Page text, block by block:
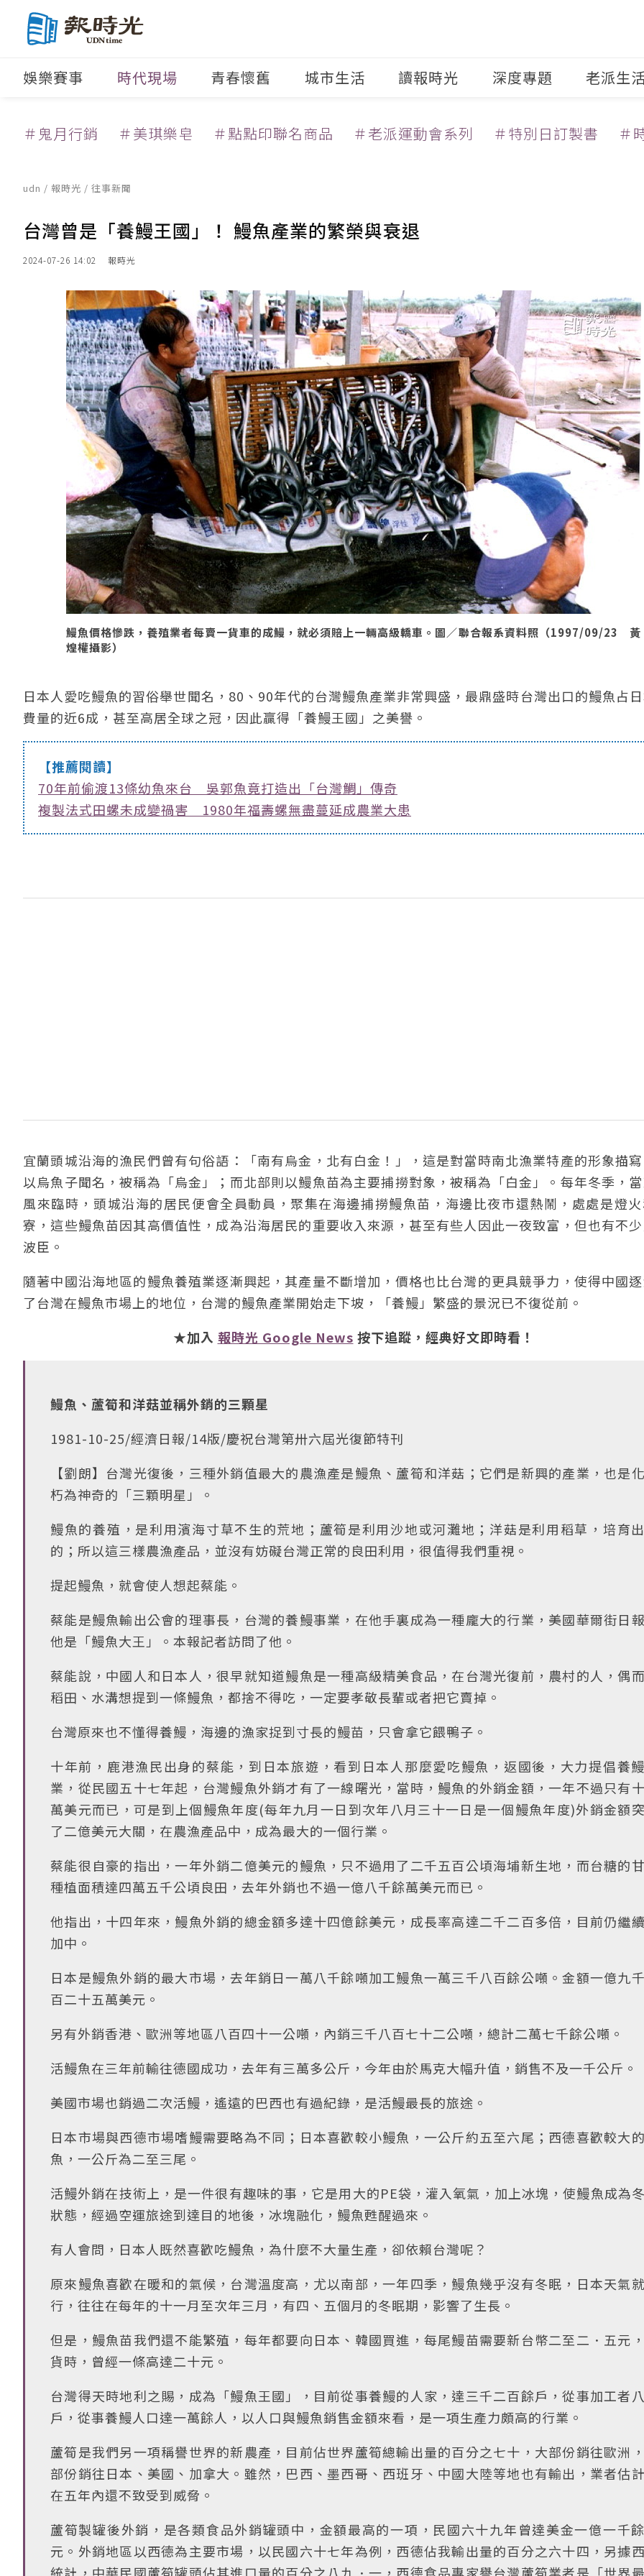
娛樂賽事 時代現場 青春懷舊 城市生活 讀報時光 深度專題 老派生
＃鬼月行銷 ＃美琪樂皂 ＃點點印聯名商品 ＃老派運動會系列 ＃特別日訂製書 ＃
udn / 報時光 / 往事新聞
台灣曾是「養鰻王國」！ 鰻魚產業的繁榮與衰退
2024-07-26 14:02 報時光
鰻魚價格慘跌，養殖業者每賣一貨車的成鰻，就必須賠上一輛高級轎車。圖／聯合報系資料照（1997/09/23 黃
煌權攝影）
日本人愛吃鰻魚的習俗舉世聞名，80、90年代的台灣鰻魚產業非常興盛，最鼎盛時台灣出口的鰻魚占
費量的近6成，甚至高居全球之冠，因此贏得「養鰻王國」之美譽。
【推薦閱讀】
70年前偷渡13條幼魚來台 吳郭魚竟打造出「台灣鯛」傳奇
複製法式田螺未成變禍害 1980年福壽螺無盡蔓延成農業大患
宜蘭頭城沿海的漁民們曾有句俗語：「南有烏金，北有白金！」，這是對當時南北漁業特產的形象描
以烏魚子聞名，被稱為「烏金」；而北部則以鰻魚苗為主要捕撈對象，被稱為「白金」。每年冬季，
風來臨時，頭城沿海的居民便會全員動員，聚集在海邊捕撈鰻魚苗，海邊比夜市還熱鬧，處處是燈
寮，這些鰻魚苗因其高價值性，成為沿海居民的重要收入來源，甚至有些人因此一夜致富，但也有不
波臣。
隨著中國沿海地區的鰻魚養殖業逐漸興起，其產量不斷增加，價格也比台灣的更具競爭力，使得中國
了台灣在鰻魚市場上的地位，台灣的鰻魚產業開始走下坡，「養鰻」繁盛的景況已不復從前。
★加入 報時光 Google News 按下追蹤，經典好文即時看！
鰻魚、蘆筍和洋菇並稱外銷的三顆星
1981-10-25/經濟日報/14版/慶祝台灣第卅六屆光復節特刊
【劉朗】台灣光復後，三種外銷值最大的農漁產是鰻魚、蘆筍和洋菇；它們是新興的產業，也是
朽為神奇的「三顆明星」。
鰻魚的養殖，是利用濱海寸草不生的荒地；蘆筍是利用沙地或河灘地；洋菇是利用稻草，培育
的；所以這三樣農漁產品，並沒有妨礙台灣正常的良田利用，很值得我們重視。
提起鰻魚，就會使人想起蔡能。
蔡能是鰻魚輸出公會的理事長，台灣的養鰻事業，在他手裏成為一種龐大的行業，美國華爾街日
他是「鰻魚大王」。本報記者訪問了他。
蔡能說，中國人和日本人，很早就知道鰻魚是一種高級精美食品，在台灣光復前，農村的人，偶
稻田、水溝想提到一條鰻魚，都捨不得吃，一定要孝敬長輩或者把它賣掉。
台灣原來也不懂得養鰻，海邊的漁家捉到寸長的鰻苗，只會拿它餵鴨子。
十年前，鹿港漁民出身的蔡能，到日本旅遊，看到日本人那麼愛吃鰻魚，返國後，大力提倡養
業，從民國五十七年起，台灣鰻魚外銷才有了一線曙光，當時，鰻魚的外銷金額，一年不過只有
萬美元而已，可是到上個鰻魚年度(每年九月一日到次年八月三十一日是一個鰻魚年度)外銷金額
了二億美元大關，在農漁產品中，成為最大的一個行業。
蔡能很自豪的指出，一年外銷二億美元的鰻魚，只不過用了二千五百公頃海埔新生地，而台糖的
種植面積達四萬五千公頃良田，去年外銷也不過一億八千餘萬美元而已。
他指出，十四年來，鰻魚外銷的總金額多達十四億餘美元，成長率高達二千二百多倍，目前仍繼
加中。
日本是鰻魚外銷的最大市場，去年銷日一萬八千餘噸加工鰻魚一萬三千八百餘公噸。金額一億九
百二十五萬美元。
另有外銷香港、歐洲等地區八百四十一公噸，內銷三千八百七十二公噸，總計二萬七千餘公噸。
活鰻魚在三年前輸往德國成功，去年有三萬多公斤，今年由於馬克大幅升值，銷售不及一千公斤。
美國市場也銷過二次活鰻，遙遠的巴西也有過紀錄，是活鰻最長的旅途。
日本市場與西德市場嗜鰻需要略為不同；日本喜歡較小鰻魚，一公斤約五至六尾；西德喜歡較大
魚，一公斤為二至三尾。
活鰻外銷在技術上，是一件很有趣味的事，它是用大的PE袋，灌入氧氣，加上冰塊，使鰻魚成為
狀態，經過空運旅途到達目的地後，冰塊融化，鰻魚甦醒過來。
有人會問，日本人既然喜歡吃鰻魚，為什麼不大量生產，卻依賴台灣呢？
原來鰻魚喜歡在暖和的氣候，台灣溫度高，尤以南部，一年四季，鰻魚幾乎沒有冬眠，日本天氣
行，往往在每年的十一月至次年三月，有四、五個月的冬眠期，影響了生長。
但是，鰻魚苗我們還不能繁殖，每年都要向日本、韓國買進，每尾鰻苗需要新台幣二至二．五元
貨時，曾經一條高達二十元。
台灣得天時地利之賜，成為「鰻魚王國」，目前從事養鰻的人家，達三千二百餘戶，從事加工者
戶，從事養鰻人口達一萬餘人，以人口與鰻魚銷售金額來看，是一項生產力頗高的行業。
蘆筍是我們另一項稱譽世界的新農產，目前佔世界蘆筍總輸出量的百分之七十，大部份銷往歐洲
部份銷往日本、美國、加拿大。雖然，巴西、墨西哥、西班牙、中國大陸等地也有輸出，業者估計
在五年內還不致受到威脅。
蘆筍製罐後外銷，是各類食品外銷罐頭中，金額最高的一項，民國六十九年曾達美金一億一千
元。外銷地區以西德為主要市場，以民國六十七年為例，西德佔我輸出量的百分之六十四，另據